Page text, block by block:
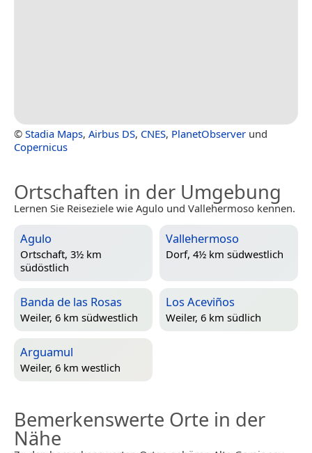
© Stadia Maps, Airbus DS, CNES, PlanetObserver und
Copernicus
Ortschaften in der Umgebung
Lernen Sie Reiseziele wie Agulo und Vallehermoso kennen.
Agulo
Ortschaft, 3½ km
südöstlich
Vallehermoso
Dorf, 4½ km südwestlich
Banda de las Rosas
Weiler, 6 km südwestlich
Los Aceviños
Weiler, 6 km südlich
Arguamul
Weiler, 6 km westlich
Bemerkenswerte Orte in der
Nähe